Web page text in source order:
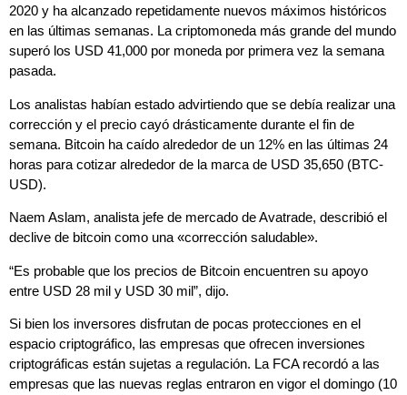
2020 y ha alcanzado repetidamente nuevos máximos históricos
en las últimas semanas. La criptomoneda más grande del mundo
superó los USD 41,000 por moneda por primera vez la semana
pasada.
Los analistas habían estado advirtiendo que se debía realizar una
corrección y el precio cayó drásticamente durante el fin de
semana. Bitcoin ha caído alrededor de un 12% en las últimas 24
horas para cotizar alrededor de la marca de USD 35,650 (BTC-
USD).
Naem Aslam, analista jefe de mercado de Avatrade, describió el
declive de bitcoin como una «corrección saludable».
“Es probable que los precios de Bitcoin encuentren su apoyo
entre USD 28 mil y USD 30 mil”, dijo.
Si bien los inversores disfrutan de pocas protecciones en el
espacio criptográfico, las empresas que ofrecen inversiones
criptográficas están sujetas a regulación. La FCA recordó a las
empresas que las nuevas reglas entraron en vigor el domingo (10